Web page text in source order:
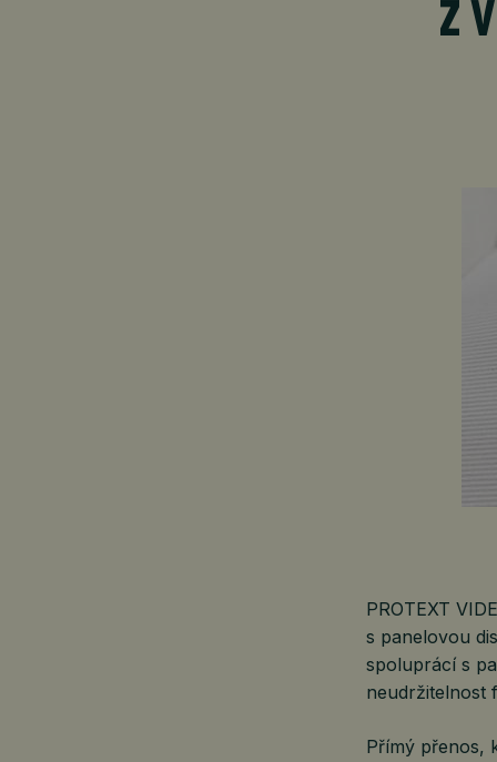
Z
PROTEXT
s panelovou
spoluprácí s
neudržitelnost
Přímý přenos,